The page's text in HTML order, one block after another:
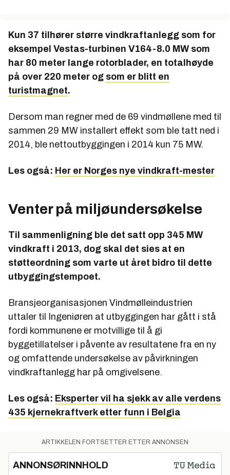
Kun 37 tilhører større vindkraftanlegg som for
eksempel Vestas-turbinen V164-8.0 MW som
har 80 meter lange rotorblader, en totalhøyde
på over 220 meter og som er blitt en
turistmagnet.
Dersom man regner med de 69 vindmøllene med til
sammen 29 MW installert effekt som ble tatt ned i
2014, ble nettoutbyggingen i 2014 kun 75 MW.
Les også: Her er Norges nye vindkraft-mester
Venter på miljøundersøkelse
Til sammenligning ble det satt opp 345 MW
vindkraft i 2013, dog skal det sies at en
støtteordning som varte ut året bidro til dette
utbyggingstempoet.
Bransjeorganisasjonen Vindmølleindustrien
uttaler til Ingeniøren at utbyggingen har gått i stå
fordi kommunene er motvillige til å gi
byggetillatelser i påvente av resultatene fra en ny
og omfattende undersøkelse av påvirkningen
vindkraftanlegg har på omgivelsene.
Les også: Eksperter vil ha sjekk av alle verdens
435 kjernekraftverk etter funn i Belgia
ARTIKKELEN FORTSETTER ETTER ANNONSEN
ANNONSØRINNHOLD